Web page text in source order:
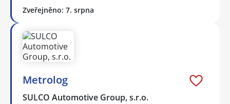
Zveřejněno: 7. srpna
Metrolog
SULCO Automotive Group, s.r.o.